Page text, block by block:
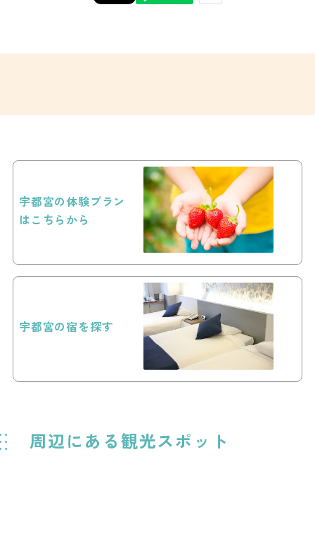
宇都宮の体験プラン
はこちらから
宇都宮の宿を探す
周辺にある観光スポット